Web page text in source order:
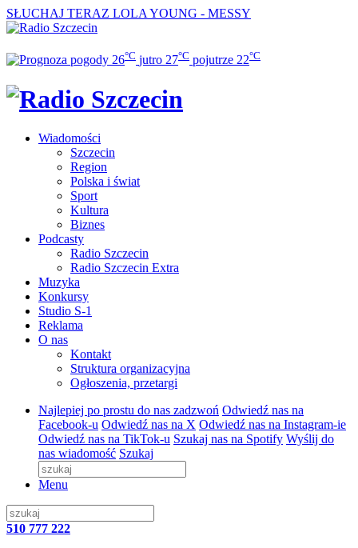
SŁUCHAJ TERAZ LOLA YOUNG - MESSY
26°C jutro 27°C pojutrze 22°C
Wiadomości
Szczecin
Region
Polska i świat
Sport
Kultura
Biznes
Podcasty
Radio Szczecin
Radio Szczecin Extra
Muzyka
Konkursy
Studio S-1
Reklama
O nas
Kontakt
Struktura organizacyjna
Ogłoszenia, przetargi
Najlepiej po prostu do nas zadzwoń Odwiedź nas na
Facebook-u Odwiedź nas na X Odwiedź nas na Instagram-ie
Odwiedź nas na TikTok-u Szukaj nas na Spotify Wyślij do
nas wiadomość Szukaj
Menu
510 777 222